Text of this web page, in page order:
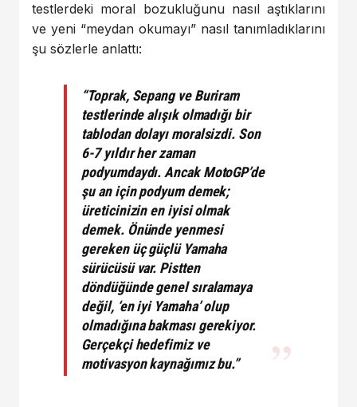
testlerdeki moral bozukluğunu nasıl aştıklarını
ve yeni “meydan okumayı” nasıl tanımladıklarını
şu sözlerle anlattı:
“Toprak, Sepang ve Buriram
testlerinde alışık olmadığı bir
tablodan dolayı moralsizdi. Son
6-7 yıldır her zaman
podyumdaydı. Ancak MotoGP’de
şu an için podyum demek;
üreticinizin en iyisi olmak
demek. Önünde yenmesi
gereken üç güçlü Yamaha
sürücüsü var. Pistten
döndüğünde genel sıralamaya
değil, ‘en iyi Yamaha’ olup
olmadığına bakması gerekiyor.
Gerçekçi hedefimiz ve
motivasyon kaynağımız bu.”